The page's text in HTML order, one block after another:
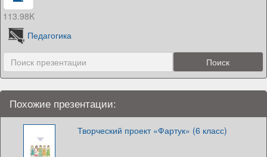
113.98K
Педагогика
Похожие презентации:
Творческий проект «Фартук» (6 класс)